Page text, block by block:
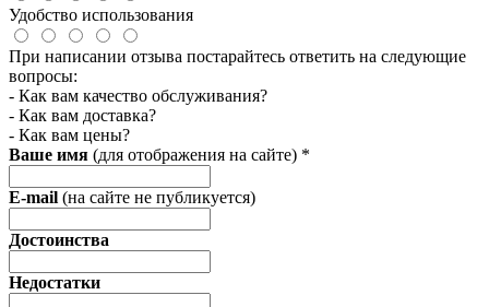
Удобство использования
При написании отзыва постарайтесь ответить на следующие
вопросы:
- Как вам качество обслуживания?
- Как вам доставка?
- Как вам цены?
Ваше имя (для отображения на сайте) *
E-mail (на сайте не публикуется)
Достоинства
Недостатки